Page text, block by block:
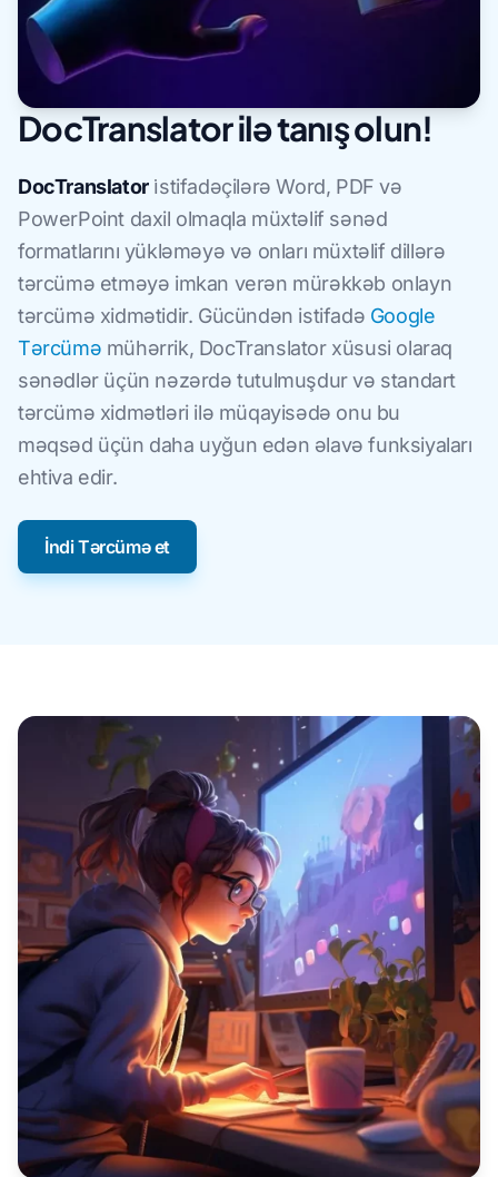
DocTranslator ilə tanış olun!
DocTranslatori̇stifadəçilərə Word, PDF və
PowerPoint daxil olmaqla müxtəlif sənəd
formatlarını yükləməyə və onları müxtəlif dillərə
tərcümə etməyə imkan verən mürəkkəb onlayn
tərcümə xidmətidir. Gücündən istifadə Google
Tərcümə mühərrik, DocTranslator xüsusi olaraq
sənədlər üçün nəzərdə tutulmuşdur və standart
tərcümə xidmətləri ilə müqayisədə onu bu
məqsəd üçün daha uyğun edən əlavə funksiyaları
ehtiva edir.
İndi Tərcümə et